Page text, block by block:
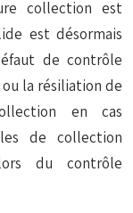
collection est
est désormais
de contrôle
la résiliation de
en cas
de collection
du contrôle